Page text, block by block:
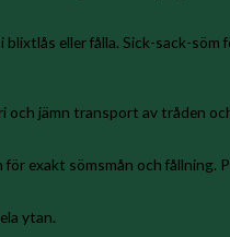
eller fålla. Sick-sack-
jämn transport av tråden
exakt sömsmån och fållning.
ytan.